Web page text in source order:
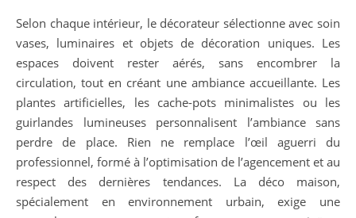
Selon chaque intérieur, le décorateur sélectionne avec soin
vases, luminaires et objets de décoration uniques. Les
espaces doivent rester aérés, sans encombrer la
circulation, tout en créant une ambiance accueillante. Les
plantes artificielles, les cache-pots minimalistes ou les
guirlandes lumineuses personnalisent l’ambiance sans
perdre de place. Rien ne remplace l’œil aguerri du
professionnel, formé à l’optimisation de l’agencement et au
respect des dernières tendances. La déco maison,
spécialement en environnement urbain, exige une